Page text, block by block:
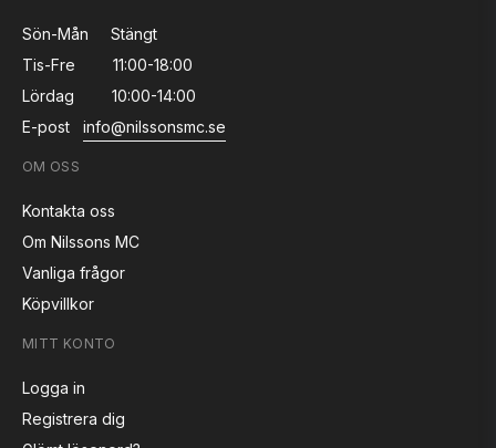
Sön-Mån
Stängt
Tis-Fre
11:00-18:00
Lördag
10:00-14:00
E-post
info@nilssonsmc.se
OM OSS
Kontakta oss
Om Nilssons MC
Vanliga frågor
Köpvillkor
MITT KONTO
Logga in
Registrera dig